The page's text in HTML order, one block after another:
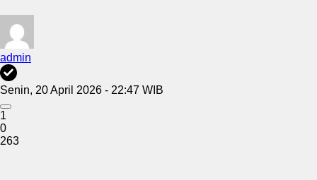
admin
Senin, 20 April 2026 - 22:47 WIB
1
0
263